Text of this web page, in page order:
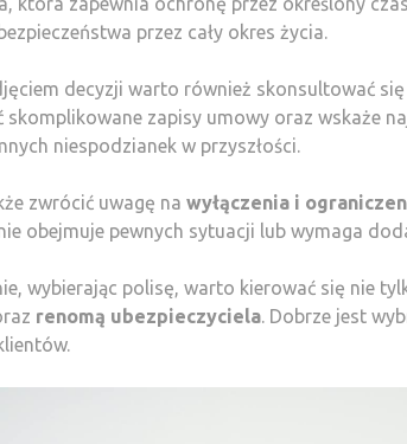
przez cały okres życia.
decyzji warto również skonsultować się
skomplikowane zapisy umowy oraz wskaże
niespodzianek w przyszłości.
zwrócić uwagę na wyłączenia i
obejmuje pewnych sytuacji lub wymaga
wybierając polisę, warto kierować się nie
renomą ubezpieczyciela. Dobrze jest